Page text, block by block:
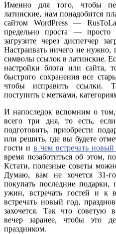
Именно для того, чтобы
латинские, нам понадобится
сайтом WordPress —
предельно проста — просто
загрузите через диспетчер
Настраивать ничего не нужно,
символы ссылок в латинские.
настройки блога или сайта,
быстрого сохранения все
чтобы исправить ссылки.
поступить с метками,
И напоследок вспомним о том,
всего три дня, то есть,
подготовить, приобрести
или решить, где вы будете
гости ив чем встречать новый
время позаботиться об этом,
Кстати, полезные советы
Думаю, вам не хочется 31-
покупать последние подарки,
ужин, встречать гостей и к
встречать новый год,
захочется. Так что советую
вечер заранее, чтобы это
праздником.